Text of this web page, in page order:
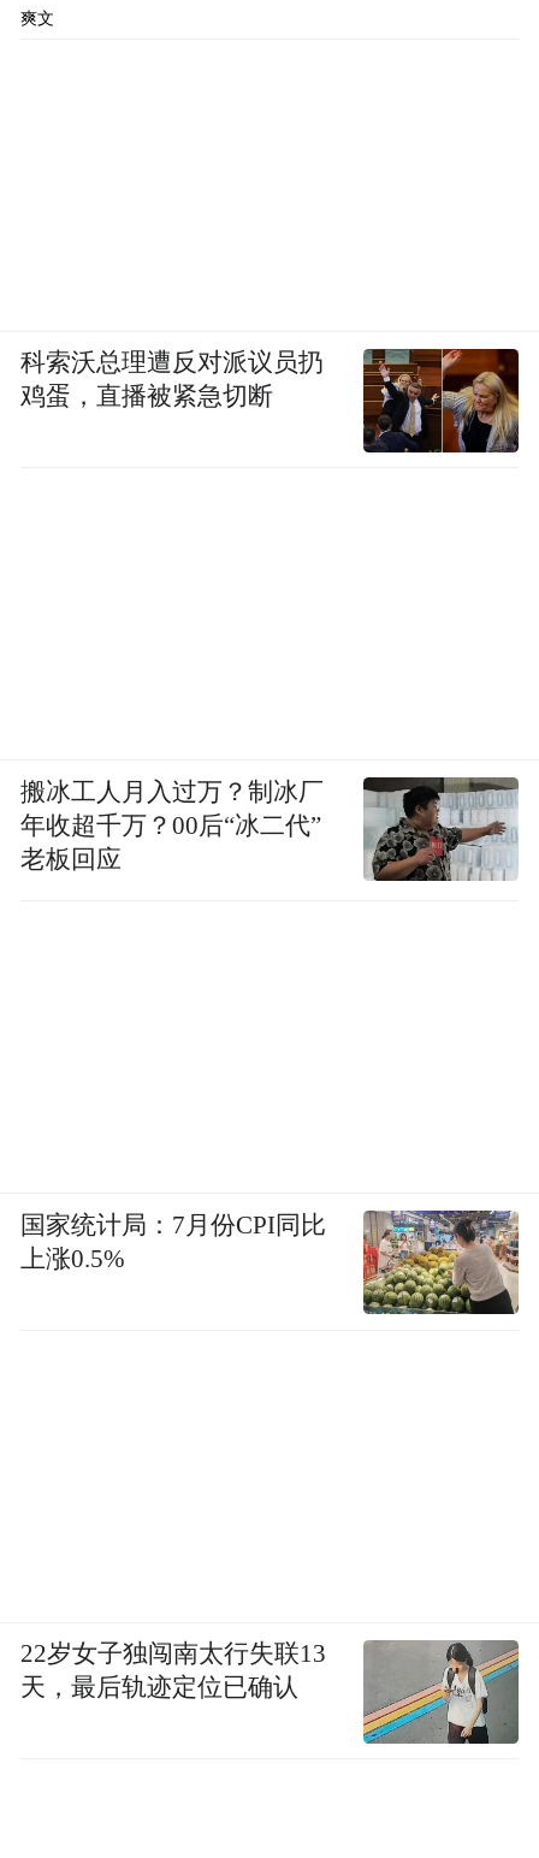
爽文
科索沃总理遭反对派议员扔
鸡蛋，直播被紧急切断
搬冰工人月入过万？制冰厂
年收超千万？00后“冰二代”
老板回应
国家统计局：7月份CPI同比
上涨0.5%
22岁女子独闯南太行失联13
天，最后轨迹定位已确认